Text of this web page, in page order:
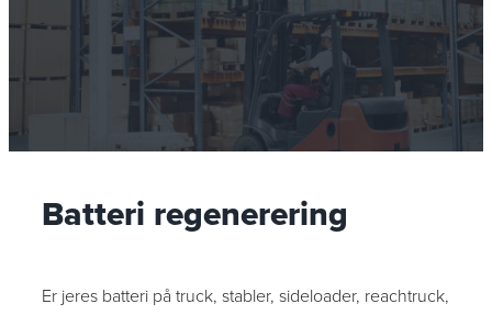
Batteri regenerering
Er jeres batteri på truck, stabler, sideloader, reachtruck,